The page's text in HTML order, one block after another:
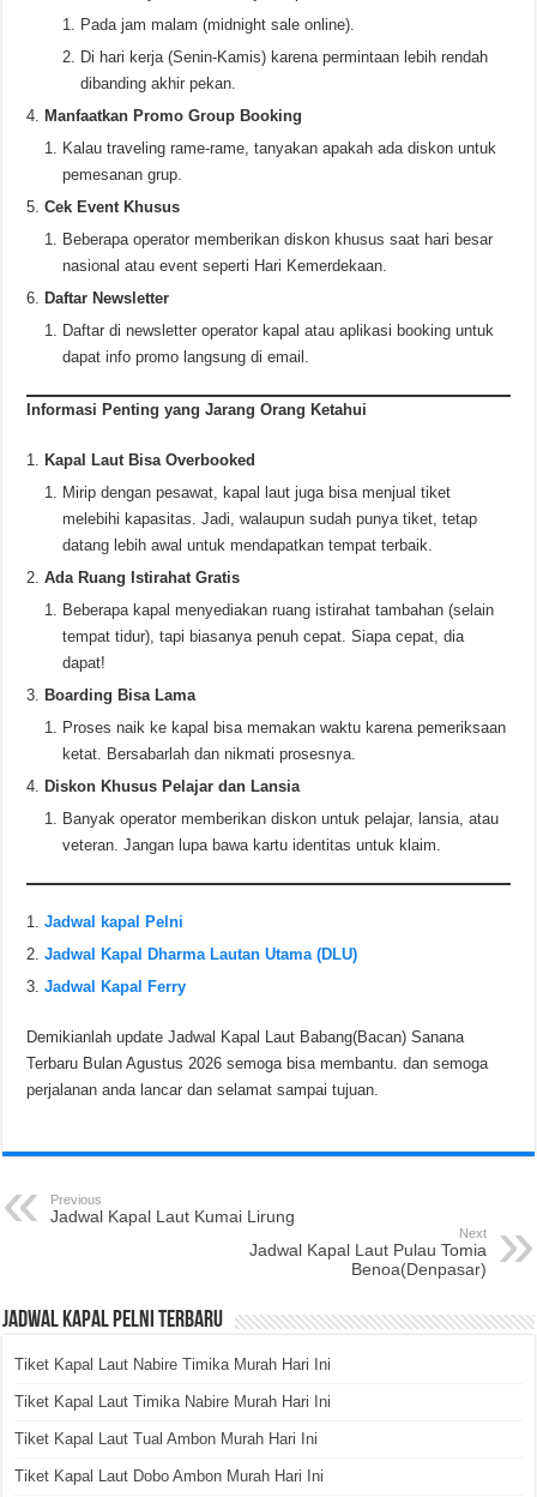
Pada jam malam (midnight sale online).
Di hari kerja (Senin-Kamis) karena permintaan lebih rendah
dibanding akhir pekan.
Manfaatkan Promo Group Booking
Kalau traveling rame-rame, tanyakan apakah ada diskon untuk
pemesanan grup.
Cek Event Khusus
Beberapa operator memberikan diskon khusus saat hari besar
nasional atau event seperti Hari Kemerdekaan.
Daftar Newsletter
Daftar di newsletter operator kapal atau aplikasi booking untuk
dapat info promo langsung di email.
Informasi Penting yang Jarang Orang Ketahui
Kapal Laut Bisa Overbooked
Mirip dengan pesawat, kapal laut juga bisa menjual tiket
melebihi kapasitas. Jadi, walaupun sudah punya tiket, tetap
datang lebih awal untuk mendapatkan tempat terbaik.
Ada Ruang Istirahat Gratis
Beberapa kapal menyediakan ruang istirahat tambahan (selain
tempat tidur), tapi biasanya penuh cepat. Siapa cepat, dia
dapat!
Boarding Bisa Lama
Proses naik ke kapal bisa memakan waktu karena pemeriksaan
ketat. Bersabarlah dan nikmati prosesnya.
Diskon Khusus Pelajar dan Lansia
Banyak operator memberikan diskon untuk pelajar, lansia, atau
veteran. Jangan lupa bawa kartu identitas untuk klaim.
Jadwal kapal Pelni
Jadwal Kapal Dharma Lautan Utama (DLU)
Jadwal Kapal Ferry
Demikianlah update Jadwal Kapal Laut Babang(Bacan) Sanana
Terbaru Bulan Agustus 2026 semoga bisa membantu. dan semoga
perjalanan anda lancar dan selamat sampai tujuan.
Previous
Jadwal Kapal Laut Kumai Lirung
Next
Jadwal Kapal Laut Pulau Tomia
Benoa(Denpasar)
Jadwal Kapal Pelni Terbaru
Tiket Kapal Laut Nabire Timika Murah Hari Ini
Tiket Kapal Laut Timika Nabire Murah Hari Ini
Tiket Kapal Laut Tual Ambon Murah Hari Ini
Tiket Kapal Laut Dobo Ambon Murah Hari Ini